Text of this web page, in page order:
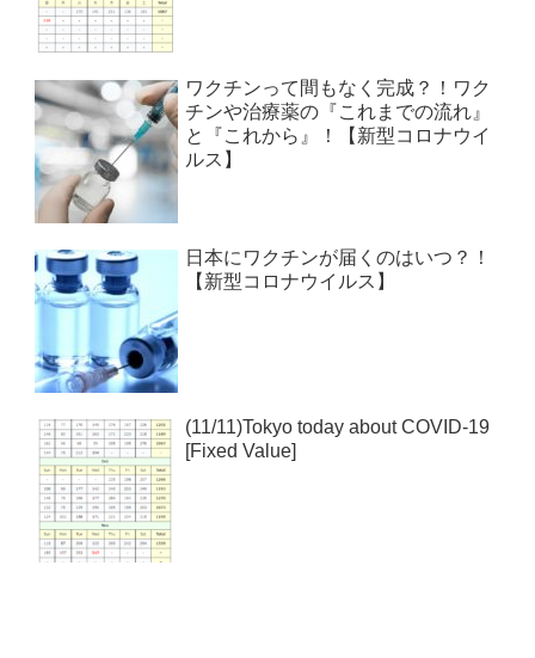
ワクチンって間もなく完成？！ワク
チンや治療薬の『これまでの流れ』
と『これから』！【新型コロナウイ
ルス】
日本にワクチンが届くのはいつ？！
【新型コロナウイルス】
(11/11)Tokyo today about COVID-19
[Fixed Value]